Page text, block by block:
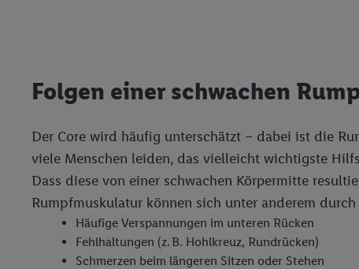
Folgen einer schwachen
Der Core wird häufig unterschätzt – dabei ist die
viele Menschen leiden, das vielleicht wichtigste
Dass diese von einer schwachen Körpermitte
Rumpfmuskulatur können sich unter anderem
Häufige Verspannungen im unteren Rücken
Fehlhaltungen (z. B. Hohlkreuz, Rundrücken)
Schmerzen beim längeren Sitzen oder Stehen